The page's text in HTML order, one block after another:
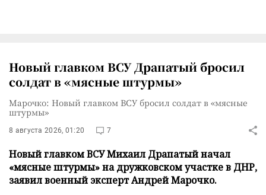
Новый главком ВСУ Драпатый бросил
солдат в «мясные штурмы»
Марочко: Новый главком ВСУ бросил солдат в «мясные
штурмы»
8 августа 2026, 01:20 7
Новый главком ВСУ Михаил Драпатый начал
«мясные штурмы» на дружковском участке в ДНР,
заявил военный эксперт Андрей Марочко.